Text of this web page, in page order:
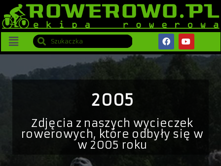
2005
Zdjęcia z naszych wycieczek
rowerowych, które odbyły się w
w 2005 roku